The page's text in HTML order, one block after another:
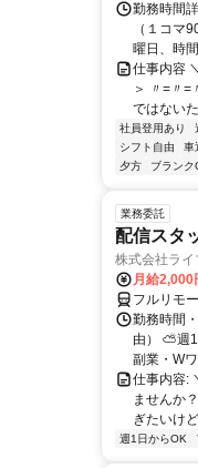
勤務時間
（１コマ
曜日、時
仕事内容
＞ 〃=〃=
ではない
社員登用あり
シフト自由
車
夕方
ブランク
業務委託
配信スタ
株式会社ライ
月給2,000
フルリモ
勤務時間
由） ⛅週
副業・W
仕事内容:
ませんか
ぎたいけ
週1日からOK